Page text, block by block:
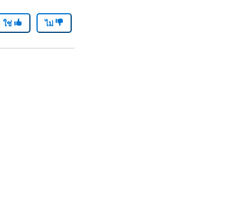
ใช่ ไม่